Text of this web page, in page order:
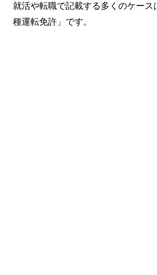
就活や転職で記載する多くのケース
種運転免許」です。